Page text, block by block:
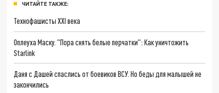
ЧИТАЙТЕ ТАКЖЕ:
Технофашисты XXI века
Оплеуха Маску. "Пора снять белые перчатки": Как уничтожить
Starlink
Даня с Дашей спаслись от боевиков ВСУ. Но беды для малышей не
закончились